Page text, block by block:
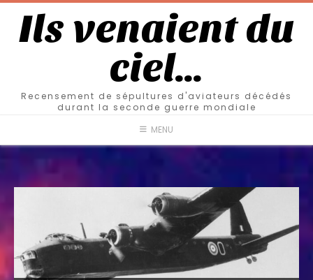
Ils venaient du
ciel…
Recensement de sépultures d'aviateurs décédés
durant la seconde guerre mondiale
MENU